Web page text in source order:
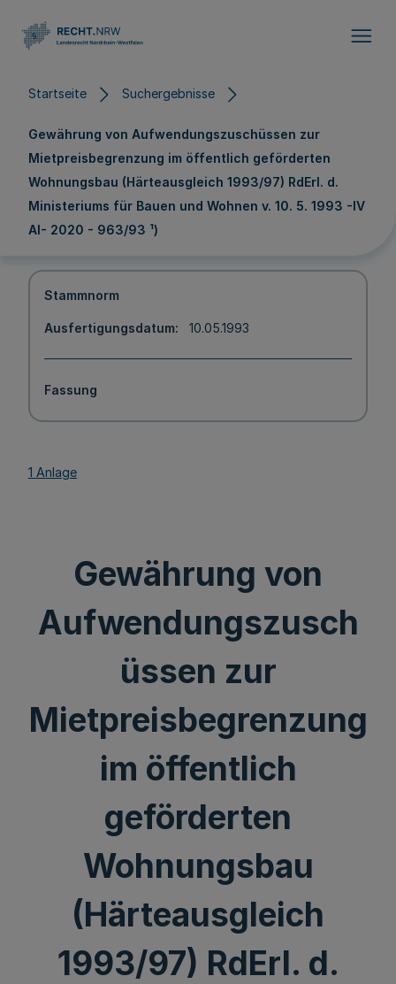
Startseite Suchergebnisse
Gewährung von Aufwendungszuschüssen zur
Mietpreisbegrenzung im öffentlich geförderten
Wohnungsbau (Härteausgleich 1993/97) RdErl. d.
Ministeriums für Bauen und Wohnen v. 10. 5. 1993 -IV
AI- 2020 - 963/93 ¹)
Stammnorm
Ausfertigungsdatum 10.05.1993
Fassung
1 Anlage
Gewährung von
Aufwendungszusch
üssen zur
Mietpreisbegrenzung
im öffentlich
geförderten
Wohnungsbau
(Härteausgleich
1993/97) RdErl. d.